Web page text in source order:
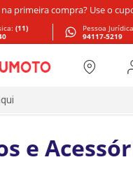
na primeira compra? Use o
(11)
Pessoa
94117-5219
aqui
e